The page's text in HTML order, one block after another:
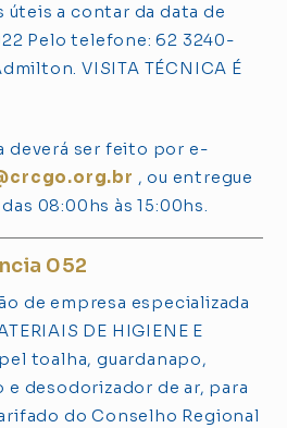
úteis a contar da data de
Pelo telefone: 62 3240-
VISITA TÉCNICA É
deverá ser feito por e-
, ou entregue
08:00hs às 15:00hs.
052
de empresa especializada
DE HIGIENE E
toalha, guardanapo,
desodorizador de ar, para
do Conselho Regional